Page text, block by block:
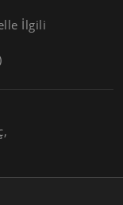
İlgili